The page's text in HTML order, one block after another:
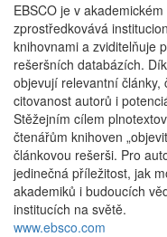
EBSCO je v
zprostředkovává
knihovnami a zviditelňuje
rešeršních databázích.
objevují relevantní články,
citovanost autorů i
Stěžejním cílem
čtenářům knihoven
článkovou rešerši. Pro
jedinečná příležitost, jak
akademiků i budoucích
institucích na světě.
www.ebsco.com